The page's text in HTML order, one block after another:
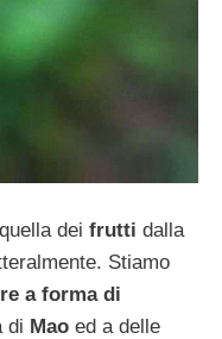
dei frutti dalla
Stiamo
a forma di
di Mao ed a delle